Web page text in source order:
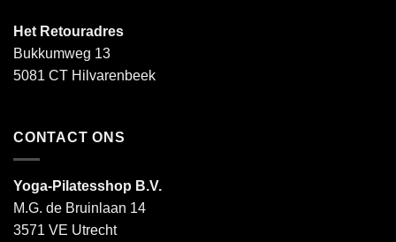
Het Retouradres
Bukkumweg 13
5081 CT Hilvarenbeek
CONTACT ONS
Yoga-Pilatesshop B.V.
M.G. de Bruinlaan 14
3571 VE Utrecht